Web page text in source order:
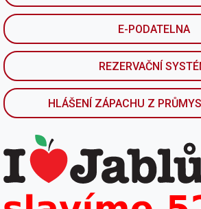
E-PODATELNA
REZERVAČNÍ
HLÁŠENÍ ZÁPACHU Z